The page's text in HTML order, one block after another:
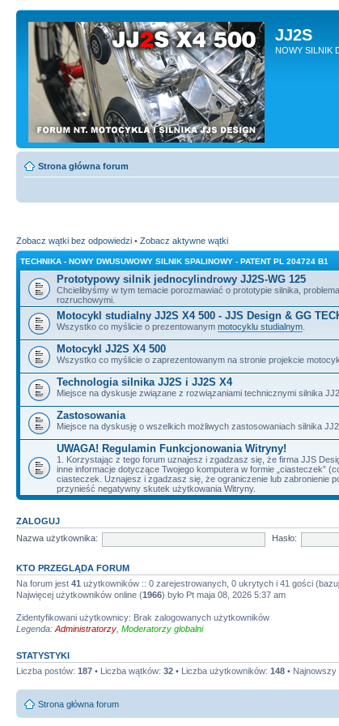
JJ2S
NOWY SILNIK
Strona główna forum
Zobacz wątki bez odpowiedzi • Zobacz aktywne wątki
TECHNIKA - NOWY DWUSUWOWY SILNIK SPALINOWY - PATENT PL 204724 B1
Prototypowy silnik jednocylindrowy JJ2S-WG 125
Chcielibyśmy w tym temacie porozmawiać o prototypie silnika,
rozruchowymi.
Motocykl studialny JJ2S X4 500 - JJS Design & GG
Wszystko co myślicie o prezentowanym motocyklu studialnym
Motocykl JJ2S X4 500
Wszystko co myślicie o zaprezentowanym na stronie projekcie
Technologia silnika JJ2S i JJ2S X4
Miejsce na dyskusje związane z rozwiązaniami technicznymi silnika
Zastosowania
Miejsce na dyskusję o wszelkich możliwych zastosowaniach silnika
UWAGA! Regulamin Funkcjonowania Witryny!
1. Korzystając z tego forum uznajesz i zgadzasz się, że firma JJS
inne informacje dotyczące Twojego komputera w formie „ciasteczek”
ciasteczek. Uznajesz i zgadzasz się, że ograniczenie lub zabronienie
przynieść negatywny skutek użytkowania Witryny.
ZALOGUJ
Nazwa użytkownika:
Hasło:
KTO PRZEGLĄDA FORUM
Na forum jest 41 użytkowników :: 0 zarejestrowanych, 0 ukrytych i 41 gości
Najwięcej użytkowników online (1966) było Pt maja 08, 2026 5:37 am
Zidentyfikowani użytkownicy: Brak zalogowanych użytkowników
Legenda: Administratorzy Moderatorzy globalni
STATYSTYKI
Liczba postów: 187 • Liczba wątków: 32 • Liczba użytkowników: 148 •
Strona główna forum